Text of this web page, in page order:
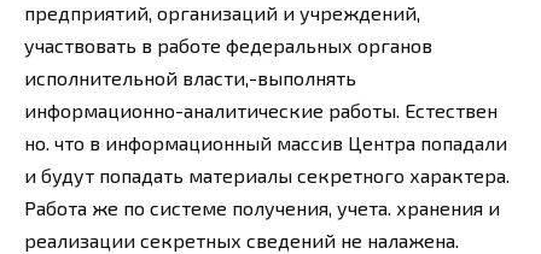
предприятий, организаций и учреждений,
участвовать в работе федеральных органов
исполнительной власти,-выполнять
информационно-аналитические работы. Естествен
но. что в информационный массив Центра попадали
и будут попадать материалы секретного характера.
Работа же по системе получения, учета. хранения и
реализации секретных сведений не налажена.